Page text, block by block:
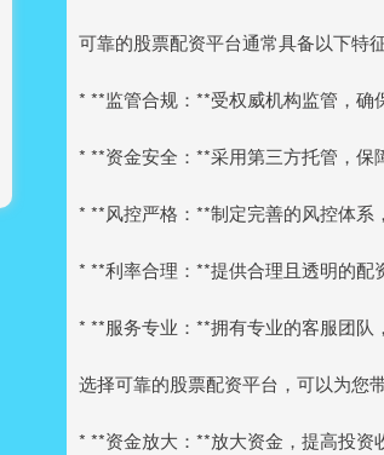
可靠的股票配资平台通常具备以下特
* **监管合规：**受权威机构监管，确
* **资金安全：**采用第三方托管，保
* **风控严格：**制定完善的风控体系
* **利率合理：**提供合理且透明的配
* **服务专业：**拥有专业的客服团队
选择可靠的股票配资平台，可以为您
* **资金放大：**放大资金，提高投资